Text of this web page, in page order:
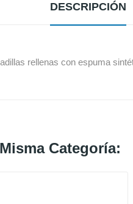
DESCRIPCIÓN
rellenas con espuma
Categoría: